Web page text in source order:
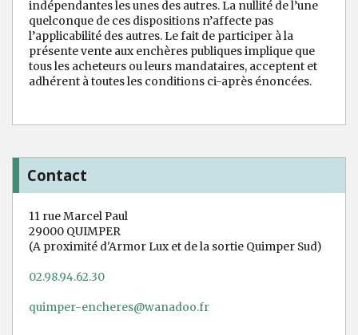
indépendantes les unes des autres. La nullité de l’une
quelconque de ces dispositions n’affecte pas
l’applicabilité des autres. Le fait de participer à la
présente vente aux enchères publiques implique que
tous les acheteurs ou leurs mandataires, acceptent et
adhérent à toutes les conditions ci-après énoncées.
Contact
11 rue Marcel Paul
29000 QUIMPER
(A proximité d'Armor Lux et de la sortie Quimper Sud)
02.98.94.62.30
quimper-encheres@wanadoo.fr